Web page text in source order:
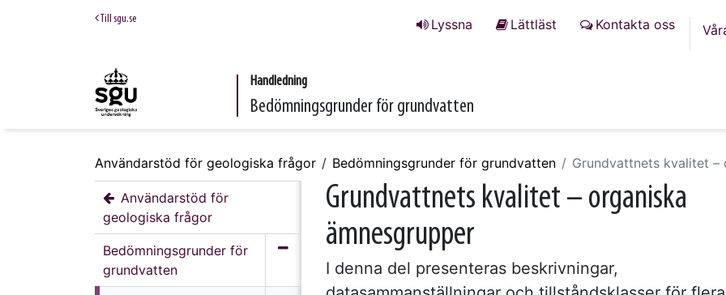
Till sgu.se Lyssna Lättläst Kontakta oss
Handledning
Bedömningsgrunder för grundvatten
Användarstöd för geologiska frågor Bedömningsgrunder för grundvatten Grundvattnets kvalitet –
Användarstöd för
geologiska frågor
Bedömningsgrunder för
grundvatten
Grundvattnets kvalitet – organiska
ämnesgrupper
I denna del presenteras beskrivningar,